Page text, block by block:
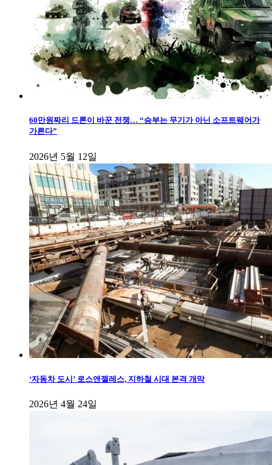
60만원짜리 드론이 바꾼 전쟁… “승부는 무기가 아닌 소프트웨어가
가른다”
2026년 5월 12일
‘자동차 도시’ 로스앤젤레스, 지하철 시대 본격 개막
2026년 4월 24일